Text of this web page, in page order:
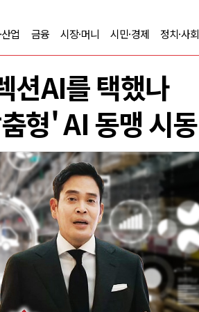
업 금융 시장·머니 시민·경제 정치·사회
션AI를 택했나
형' AI 동맹 시동